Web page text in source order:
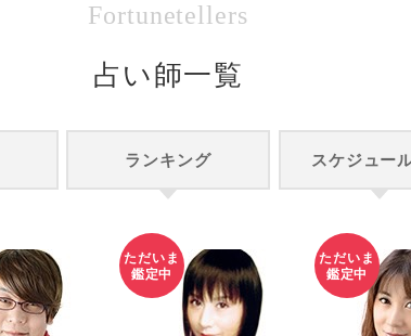
Fortunetellers
占い師一覧
ランキング スケジュー
ただいま
鑑定中
ただいま
鑑定中